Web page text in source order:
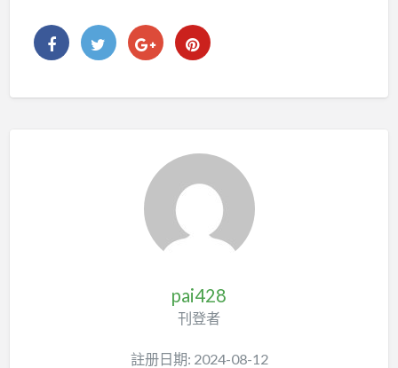
pai428
刊登者
註册日期: 2024-08-12